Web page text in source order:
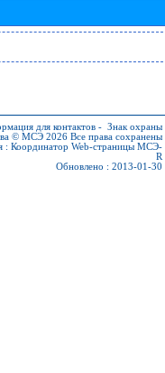
для контактов - Знак охраны
© МСЭ 2026 Все права сохранены
: Координатор Web-страницы МСЭ-
R
Обновлено : 2013-01-30